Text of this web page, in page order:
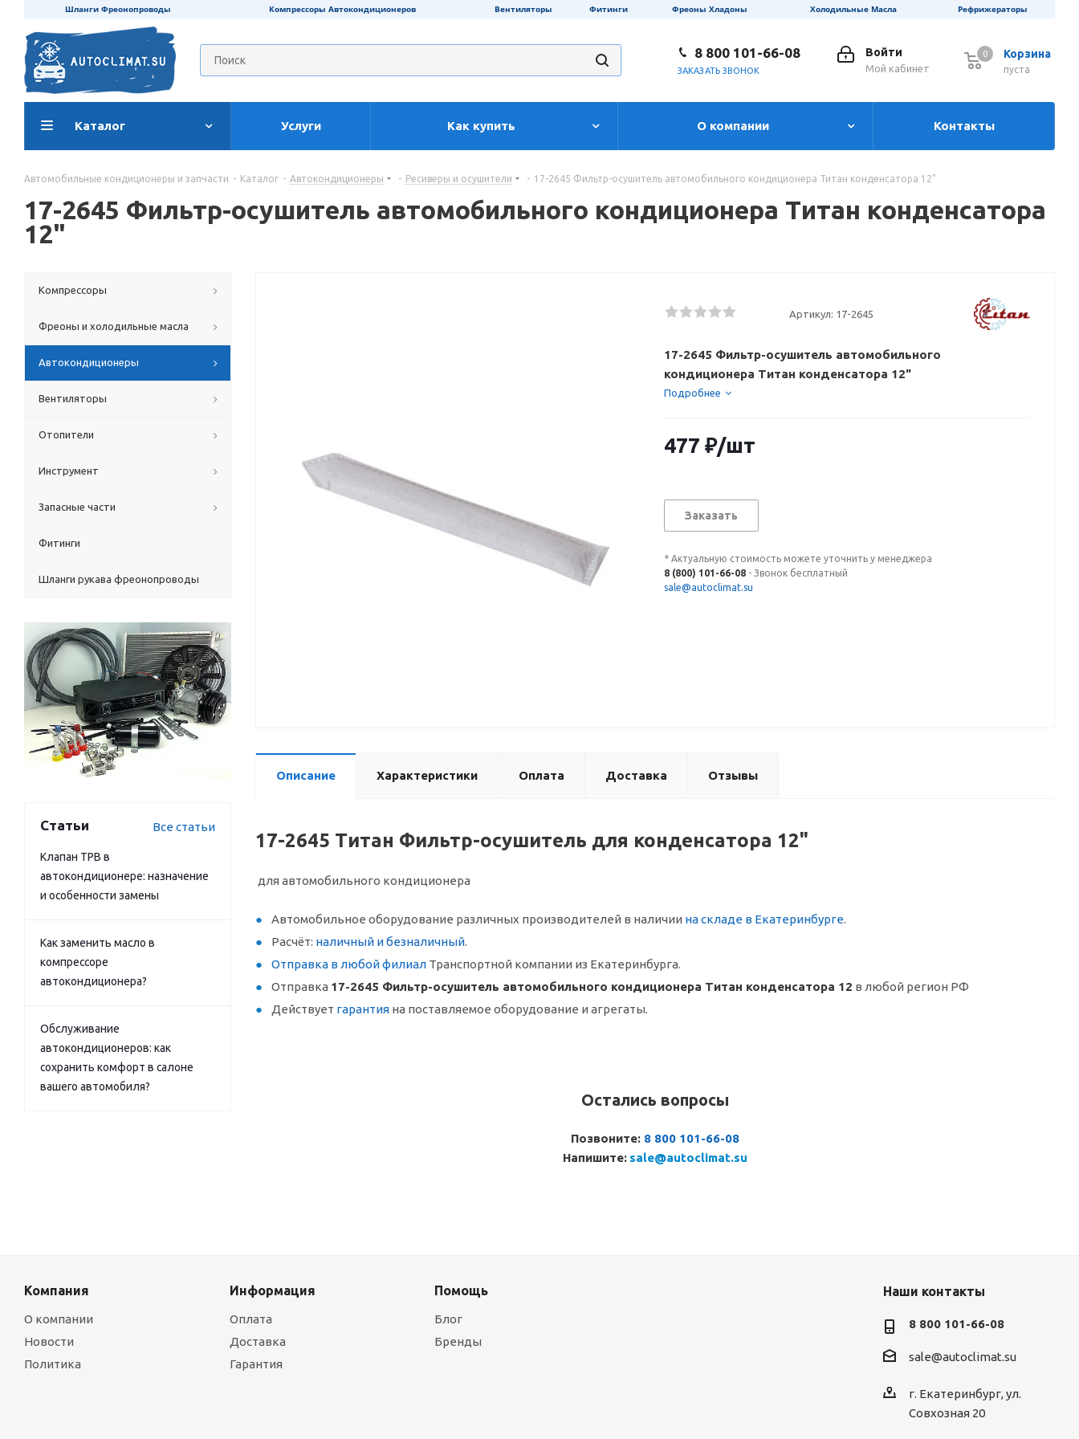
Шланги Фреонопроводы Компрессоры Автокондиционеров Вентиляторы Фитинги Фреоны Хладоны Холодильные Масла Рефрижераторы
Корзина
0
пуста
0
Войти
Мой кабинет
8 800 101-66-08
ЗАКАЗАТЬ ЗВОНОК
Каталог Услуги Как купить О компании Контакты
Автомобильные кондиционеры и запчасти - Каталог - Автокондиционеры - Ресиверы и осушители - 17-2645 Фильтр-осушитель автомобильного кондиционера Титан конденсатора 12"
17-2645 Фильтр-осушитель автомобильного кондиционера Титан конденсатора
12"
Артикул: 17-2645
17-2645 Фильтр-осушитель автомобильного
кондиционера Титан конденсатора 12"
Подробнее
477 ₽/шт
Заказать
* Актуальную стоимость можете уточнить у менеджера
8 (800) 101-66-08 - Звонок бесплатный
sale@autoclimat.su
Описание Характеристики Оплата Доставка Отзывы
17-2645 Титан Фильтр-осушитель для конденсатора 12"
для автомобильного кондиционера
Автомобильное оборудование различных производителей в наличии на складе в Екатеринбурге.
Расчёт: наличный и безналичный.
Отправка в любой филиал Транспортной компании из Екатеринбурга.
Отправка 17-2645 Фильтр-осушитель автомобильного кондиционера Титан конденсатора 12 в любой регион РФ
Действует гарантия на поставляемое оборудование и агрегаты.
Остались вопросы
Позвоните: 8 800 101-66-08
Напишите: sale@autoclimat.su
Компрессоры
Фреоны и холодильные масла
Автокондиционеры
Вентиляторы
Отопители
Инструмент
Запасные части
Фитинги
Шланги рукава фреонопроводы
Статьи Все статьи
Клапан ТРВ в
автокондиционере: назначение
и особенности замены
Как заменить масло в
компрессоре
автокондиционера?
Обслуживание
автокондиционеров: как
сохранить комфорт в салоне
вашего автомобиля?
Компания
О компании
Новости
Политика
Информация
Оплата
Доставка
Гарантия
Помощь
Блог
Бренды
Наши контакты
8 800 101-66-08
sale@autoclimat.su
г. Екатеринбург, ул.
Совхозная 20